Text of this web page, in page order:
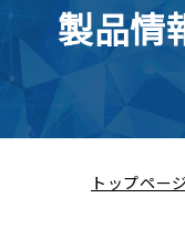
製品情
トップページ